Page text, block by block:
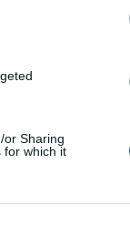
or Sharing
for which it
που